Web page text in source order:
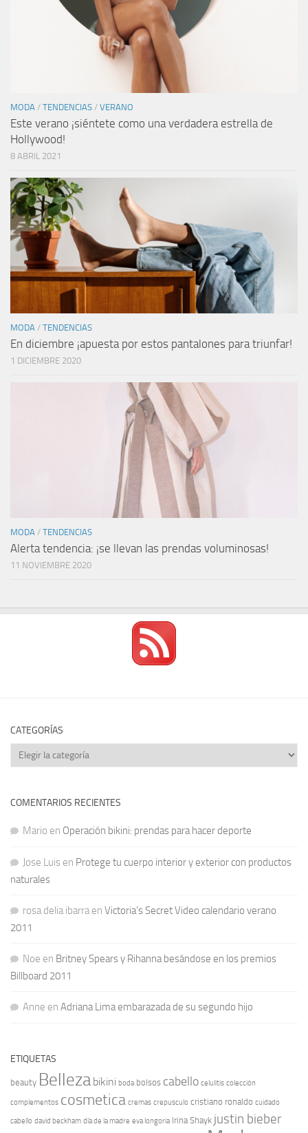
MODA / TENDENCIAS / VERANO
Este verano ¡siéntete como una verdadera estrella de
Hollywood!
8 ABRIL 2021
MODA / TENDENCIAS
En diciembre ¡apuesta por estos pantalones para triunfar!
1 DICIEMBRE 2020
MODA / TENDENCIAS
Alerta tendencia: ¡se llevan las prendas voluminosas!
11 NOVIEMBRE 2020
CATEGORÍAS
Categorías
COMENTARIOS RECIENTES
Mario en Operación bikini: prendas para hacer deporte
Jose Luis en Protege tu cuerpo interior y exterior con productos
naturales
rosa delia ibarraen Victoria’s Secret Video calendario verano
2011
Noe en Britney Spears y Rihanna besándose en los premios
Billboard 2011
Anne en Adriana Lima embarazada de su segundo hijo
ETIQUETAS
beauty Belleza bikini boda bolsos cabello celulitis colección
complementos cosmetica cremas crepusculo cristiano ronaldo cuidado
cabello david beckham día de la madre eva longoria Irina Shayk justin bieber